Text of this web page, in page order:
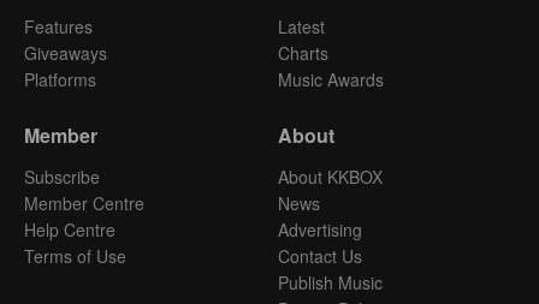
Features
Giveaways
Platforms
Latest
Charts
Music Awards
Member
Subscribe
Member Centre
Help Centre
Terms of Use
About
About KKBOX
News
Advertising
Contact Us
Publish Music